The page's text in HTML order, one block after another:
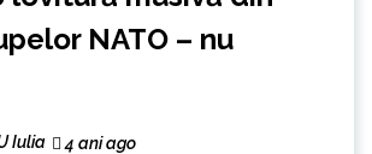
NATO – nu
Iulia 4 ani ago